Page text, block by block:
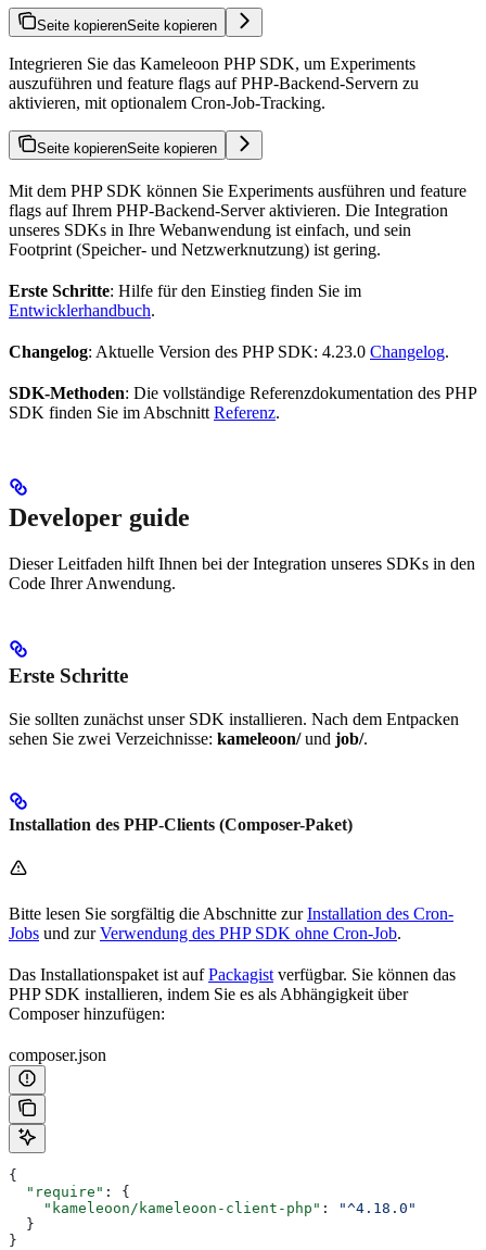
Seite kopierenSeite kopieren
Integrieren Sie das Kameleoon PHP SDK, um Experiments
auszuführen und feature flags auf PHP-Backend-Servern zu
aktivieren, mit optionalem Cron-Job-Tracking.
Seite kopierenSeite kopieren
Mit dem PHP SDK können Sie Experiments ausführen und feature
flags auf Ihrem PHP-Backend-Server aktivieren. Die Integration
unseres SDKs in Ihre Webanwendung ist einfach, und sein
Footprint (Speicher- und Netzwerknutzung) ist gering.
Erste Schritte: Hilfe für den Einstieg finden Sie im
Entwicklerhandbuch.
Changelog: Aktuelle Version des PHP SDK: 4.23.0 Changelog.
SDK-Methoden: Die vollständige Referenzdokumentation des PHP
SDK finden Sie im Abschnitt Referenz.
Developer guide
Dieser Leitfaden hilft Ihnen bei der Integration unseres SDKs in den
Code Ihrer Anwendung.
Erste Schritte
Sie sollten zunächst unser SDK installieren. Nach dem Entpacken
sehen Sie zwei Verzeichnisse: kameleoon/und job/.
Installation des PHP-Clients (Composer-Paket)
Bitte lesen Sie sorgfältig die Abschnitte zurInstallation des Cron-
Jobs und zurVerwendung des PHP SDK ohne Cron-Job.
Das Installationspaket ist aufPackagist verfügbar. Sie können das
PHP SDK installieren, indem Sie es als Abhängigkeit über
Composer hinzufügen:
composer.json
{
  "require"
: {
    "kameleoon/kameleoon-client-php"
:
"^4.18.0"
  }
}